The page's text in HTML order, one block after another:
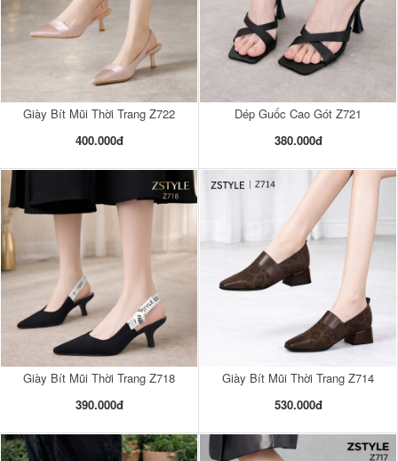
Giày Bít Mũi Thời Trang Z722
400.000đ
Dép Guốc Cao Gót Z721
380.000đ
Giày Bít Mũi Thời Trang Z718
390.000đ
Giày Bít Mũi Thời Trang Z714
530.000đ